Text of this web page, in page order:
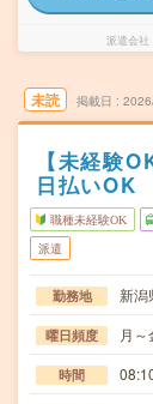
派遣会社
未読 掲載日
【未経験
日払いOK
職種未経験OK
派遣
勤務地 新潟
曜日頻度 月～
時間